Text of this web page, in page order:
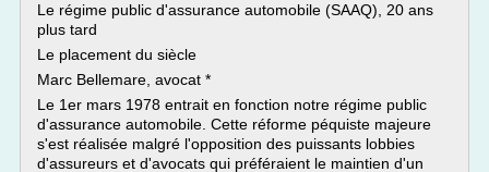
Le régime public d'assurance automobile (SAAQ), 20 ans
plus tard
Le placement du siècle
Marc Bellemare, avocat *
Le 1er mars 1978 entrait en fonction notre régime public
d'assurance automobile. Cette réforme péquiste majeure
s'est réalisée malgré l'opposition des puissants lobbies
d'assureurs et d'avocats qui préféraient le maintien d'un